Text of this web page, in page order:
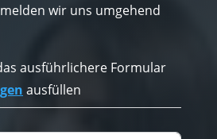
wir uns umgehend
ausführlichere Formular
ausfüllen